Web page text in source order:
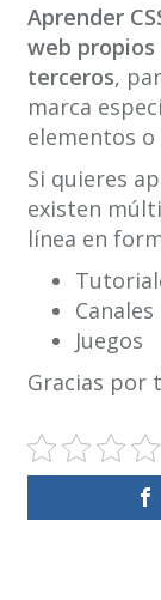
Aprender
web
terceros,
marca
elementos
Si quieres
existen
línea en
Juegos
Gracias por